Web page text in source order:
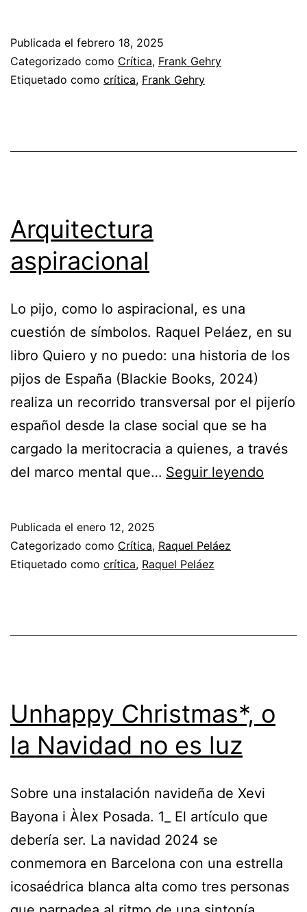
a
la
Publicada el febrero 18, 2025
Categorizado como Crítica, Frank Gehry
Etiquetado como crítica, Frank Gehry
Arquitectura
aspiracional
Lo pijo, como lo aspiracional, es una
cuestión de símbolos. Raquel Peláez, en su
libro Quiero y no puedo: una historia de los
pijos de España (Blackie Books, 2024)
realiza un recorrido transversal por el pijerío
español desde la clase social que se ha
cargado la meritocracia a quienes, a través
del marco mental que… Seguir leyendo
Publicada el enero 12, 2025
Categorizado como Crítica, Raquel Peláez
Etiquetado como crítica, Raquel Peláez
Unhappy Christmas*, o
la Navidad no es luz
Sobre una instalación navideña de Xevi
Bayona i Àlex Posada. 1_ El artículo que
debería ser. La navidad 2024 se
conmemora en Barcelona con una estrella
icosaédrica blanca alta como tres personas